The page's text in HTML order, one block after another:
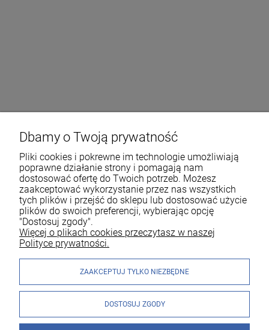
Dbamy o Twoją prywatność
Pliki cookies i pokrewne im technologie umożliwiają
poprawne działanie strony i pomagają nam
dostosować ofertę do Twoich potrzeb. Możesz
zaakceptować wykorzystanie przez nas wszystkich
tych plików i przejść do sklepu lub dostosować użycie
plików do swoich preferencji, wybierając opcję
"Dostosuj zgody".
Więcej o plikach cookies przeczytasz w naszej
Polityce prywatności.
ZAAKCEPTUJ TYLKO NIEZBĘDNE
DOSTOSUJ ZGODY